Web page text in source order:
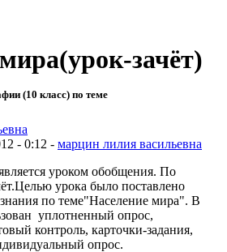
зачёт)
(10 класс) по теме
- 0:12 - марцин лилия васильевна
уроком обобщения. По
урока было поставлено
по теме"Население мира". В
уплотненный опрос,
контроль, карточки-задания,
опрос.